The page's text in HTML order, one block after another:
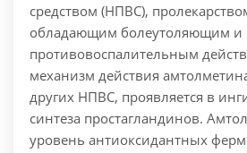
средством (НПВС),
обладающим болеутоляющим и
противовоспалительным
механизм действия
других НПВС, проявляется в
синтеза простагландинов.
уровень антиоксидантных